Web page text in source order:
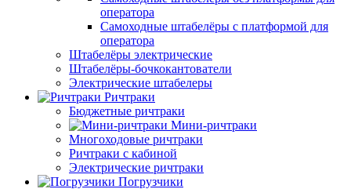
оператора
Самоходные штабелёры с платформой для
оператора
Штабелёры электрические
Штабелёры-бочкокантователи
Электрические штабелеры
Ричтраки
Бюджетные ричтраки
Мини-ричтраки
Многоходовые ричтраки
Ричтраки с кабиной
Электрические ричтраки
Погрузчики